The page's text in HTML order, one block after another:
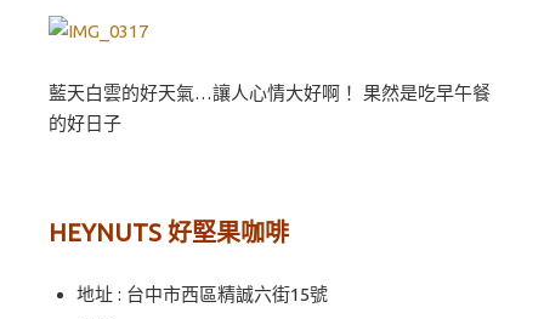
藍天白雲的好天氣…讓人心情大好啊！ 果然是吃早午餐
的好日子
HEYNUTS 好堅果咖啡
地址 : 台中市西區精誠六街15號